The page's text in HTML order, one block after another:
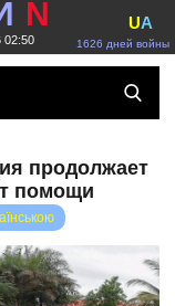
N
02:50 1626 дней войны
UA
продолжает
помощи